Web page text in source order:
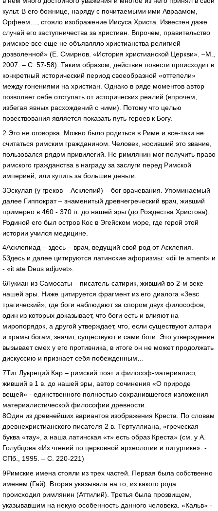
культ. В его божнице, наряду с почитаемыми ими Авраамом,
Орфеем…, стояло изображение Иисуса Христа. Известен даже
случай его заступничества за христиан. Впрочем, правительство
римское все еще не объявляло христианства религией
дозволенной» (Е. Смирнов. «История христианской Церкви». –М.,
2007. – С. 57-58). Таким образом, действие повести происходит в
конкретный исторический период своеобразной «оттепели»
между гонениями на христиан. Однако в ряде моментов автор
позволяет себе отступать от исторических реалий (впрочем,
избегая явных расхождений с ними). Потому что целью
повествования является показать путь героев к Богу.
2 Это не оговорка. Можно было родиться в Риме и все-таки не
считаться римским гражданином. Человек, носивший это звание,
пользовался рядом привилегий. Не римлянин мог получить право
римского гражданства в награду за заслуги перед Римской
империей, или купить за большие деньги.
3Эскулап (у греков – Асклепий) – бог врачевания. Упоминаемый
далее Гиппократ – знаменитый древнегреческий врач, живший
примерно в 460 - 370 гг. до нашей эры (до Рождества Христова).
Родиной его был остров Кос в Эгейском море, где герой этой
истории учился медицине.
4Асклепиад – здесь – врач, ведущий свой род от Асклепия.
5Здесь и далее цитируются латинские афоризмы: «dii te ament» и
- «it ate Deus adjuvet».
6Лукиан из Самосаты – писатель-сатирик, живший во 2-м веке
нашей эры. Ниже цитируется фрагмент из его диалога «Зевс
трагический», где боги наблюдают за спором двух философов,
один из которых доказывает, что боги есть и влияют на
миропорядок, а другой утверждает, что, если существуют алтари
и храмы богам, значит, существуют и сами боги. Это утверждение
вызывает смех у его противника, в итоге он не может продолжать
дискуссию и признает себя побежденным…
7Тит Лукреций Кар – римский поэт и философ-материалист,
живший в 1 в. до нашей эры, автор сочинения «О природе
вещей» - единственного полностью сохранившегося изложения
материалистической философии древности.
8Один из древнейших вариантов изображения Креста. По словам
древнехристианского писателя 2 в. Тертуллиана, «греческая
буква «тау», а наша латинская «т» есть образ Креста» (см. у А.
Голубцова «Из чтений по церковной археологии и литургике». -
СПб., 1995. – С. 220-221)
9Римские имена стояли из трех частей. Первая была собственно
именем (Гай). Вторая указывала на то, из какого рода
происходил римлянин (Аттилий). Третья была прозвищем,
указывавшим на некую особенность данного человека. «Кальв» -